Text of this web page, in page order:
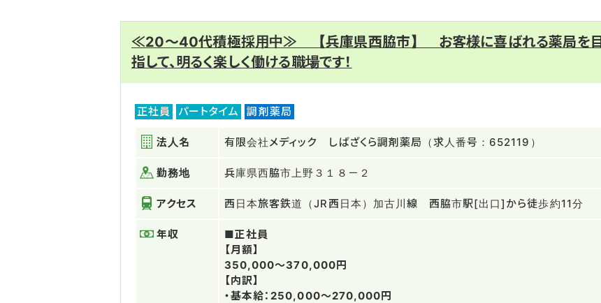
≪20～40代積極採用中≫ 【兵庫県西脇市】 お客様に喜ばれる薬局を目
指して、明るく楽しく働ける職場です！
正社員 パートタイム 調剤薬局
法人名 有限会社メディック しばざくら調剤薬局（求人番号：652119）
勤務地 兵庫県西脇市上野３１８－２
アクセス 西日本旅客鉄道（JR西日本）加古川線 西脇市駅[出口]から徒歩約11分
年収
■正社員
【月額】
350,000～370,000円
【内訳】
・基本給：250,000～270,000円